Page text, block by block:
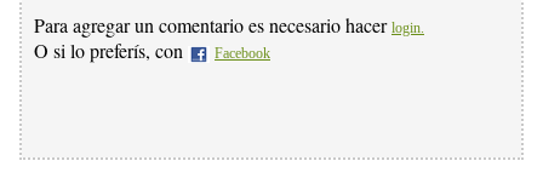
Para agregar un comentario es necesario hacer login.
O si lo preferís, con Facebook